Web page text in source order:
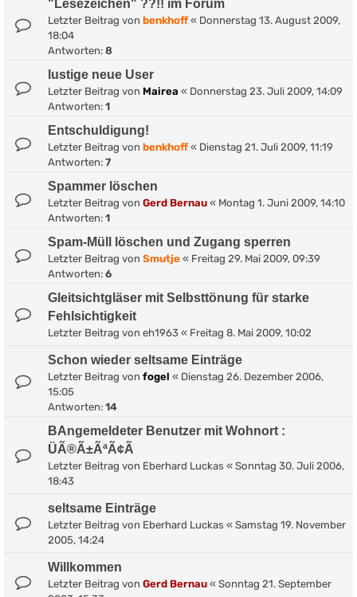
"Lesezeichen" ??!! im Forum
Letzter Beitrag von benkhoff« Donnerstag 13. August 2009,
18:04
Antworten: 8
lustige neue User
Letzter Beitrag von Mairea « Donnerstag 23. Juli 2009, 14:09
Antworten: 1
Entschuldigung!
Letzter Beitrag von benkhoff« Dienstag 21. Juli 2009, 11:19
Antworten: 7
Spammer löschen
Letzter Beitrag von Gerd Bernau « Montag 1. Juni 2009, 14:10
Antworten: 1
Spam-Müll löschen und Zugang sperren
Letzter Beitrag von Smutje « Freitag 29. Mai 2009, 09:39
Antworten: 6
Gleitsichtgläser mit Selbsttönung für starke
Fehlsichtigkeit
Letzter Beitrag von eh1963 « Freitag 8. Mai 2009, 10:02
Schon wieder seltsame Einträge
Letzter Beitrag von fogel « Dienstag 26. Dezember 2006,
15:05
Antworten: 14
BAngemeldeter Benutzer mit Wohnort :
ÜÃ®Ã±ÃªÃ¢Ã
Letzter Beitrag von Eberhard Luckas « Sonntag 30. Juli 2006,
18:43
seltsame Einträge
Letzter Beitrag von Eberhard Luckas « Samstag 19. November
2005, 14:24
Willkommen
Letzter Beitrag von Gerd Bernau « Sonntag 21. September